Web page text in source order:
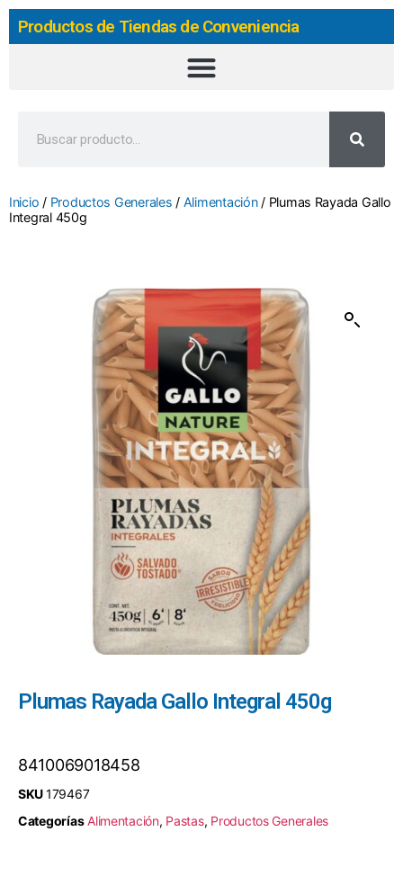
Productos de Tiendas de Conveniencia
Inicio / Productos Generales / Alimentación/ Plumas Rayada Gallo
Integral 450g
Plumas Rayada Gallo Integral 450g
8410069018458
SKU179467
Categorías Alimentación, Pastas, Productos Generales